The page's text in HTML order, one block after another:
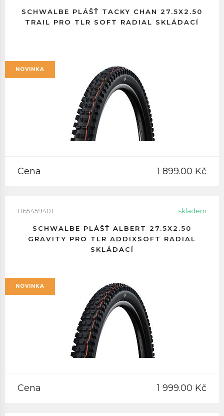
SCHWALBE PLÁŠŤ TACKY CHAN 27.5X2.50
TRAIL PRO TLR SOFT RADIAL SKLÁDACÍ
NOVINKA
Cena 1 899.00 Kč
1165459401 skladem
SCHWALBE PLÁŠŤ ALBERT 27.5X2.50
GRAVITY PRO TLR ADDIXSOFT RADIAL
SKLÁDACÍ
NOVINKA
Cena 1 999.00 Kč